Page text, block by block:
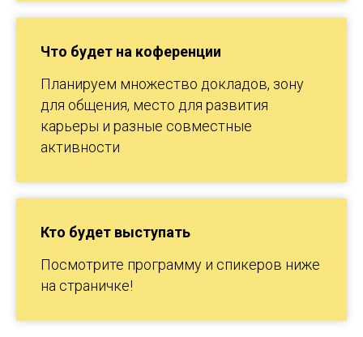
Что будет на коференции
Планируем множество докладов, зону
для общения, место для развития
карьеры и разные совместные
активности
Кто будет выступать
Посмотрите программу и спикеров ниже
на страничке!